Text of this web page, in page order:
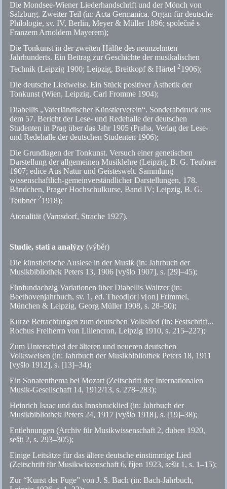
Die Mondsee-Wiener Liederhandschrift und der Mönch von
Salzburg. Zweiter Teil (in: Acta Germanica. Organ für deutsche
Philologie,sv. IV, Berlin, Meyer & Müller 1896; společně s
Franzem Arnoldem Mayerem);
Die Tonkunst in der zweiten Hälfte des neunzehnten
Jahrhunderts. Ein Beitrag zur Geschichte der musikalischen
Technik (Leipzig 1900; Leipzig, Breitkopf & Härtel21906);
Die deutsche Liedweise. Ein Stück positiver Ästhetik der
Tonkunst (Wien, Leipzig, Carl Fromme 1904);
Diabellis „Vaterländischer Künstlerverein“. Sonderabdruck aus
dem 57. Bericht der Lese- und Redehalle der deutschen
Studenten in Prag über das Jahr 1905 (Praha, Verlag der Lese-
und Redehalle der deutschen Studenten 1906);
Die Grundlagen der Tonkunst. Versuch einer genetischen
Darstellung der allgemeinen Musiklehre (Leipzig, B. G. Teubner
1907; edice Aus Natur und Geisteswelt. Sammlung
wissenschaftlich-gemeinverständlicher Darstellungen, 178.
Bändchen, Prager Hochschulkurse, Band IV; Leipzig, B. G.
Teubner21918);
Atonalität (Varnsdorf, Strache 1927).
Studie, stati a analýzy (výběr)
Die künstlerische Auslese in der Musik (in: Jahrbuch der
Musikbibliothek Peters 13, 1906 [vyšlo 1907], s. [29]–45);
Fünfundachzig Variationen über Diabellis Waltzer (in:
Beethovenjahrbuch,sv. 1,ed. Theod[or] v[on] Frimmel,
München & Leipzig, Georg Müller 1908, s. 28–50);
Kurze Betrachtungen zum deutschen Volkslied (in: Festschrift...
Rochus Freiherrn von Liliencron, Leipzig 1910, s. 215–227);
Zum Unterschied der älteren und neueren deutschen
Volksweisen (in: Jahrbuch der Musikbibliothek Peters 18, 1911
[vyšlo 1912], s. [13]–34);
Ein Sonatenthema bei Mozart (Zeitschrift der Internationalen
Musik-Gesellschaft 14, 1912/13, s. 278–283);
Heinrich Isaac und das Innsbrucklied (in: Jahrbuch der
Musikbibliothek Peters 24, 1917 [vyšlo 1918], s. [19]–38);
Entlehnungen (Archiv für Musikwissenschaft 2, duben 1920,
sešit 2, s. 293–305);
Einige Leitsätze für das ältere deutsche einstimmige Lied
(Zeitschrift für Musikwissenschaft 6, říjen 1923, sešit 1, s. 1–15);
Zur “Kunst der Fuge” von J. S. Bach (in: Bach-Jahrbuch,